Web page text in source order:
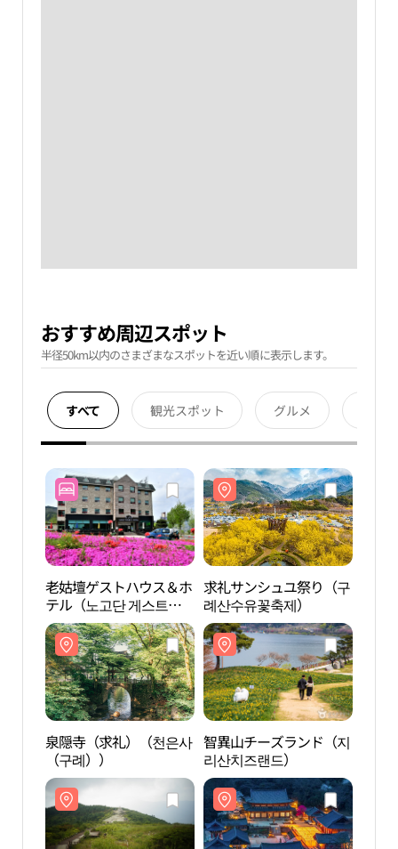
おすすめ周辺スポット
半径50km以内のさまざまなスポットを近い順に表示します。
すべて 観光スポット グルメ
老姑壇ゲストハウス＆ホ
テル（노고단 게스트하
우스&호텔）
求礼サンシュユ祭り（구
례산수유꽃축제）
泉隠寺（求礼）（천은사
（구례））
智異山チーズランド（지
리산치즈랜드）